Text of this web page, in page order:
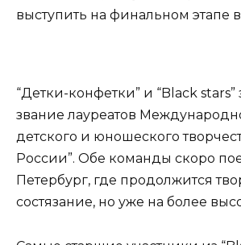
выступить на финальном этапе
“Детки-конфетки” и “Black stars”
звание лауреатов
детского и юношеского
России”. Обе команды скоро
Петербург, где продолжится
состязание, но уже на более